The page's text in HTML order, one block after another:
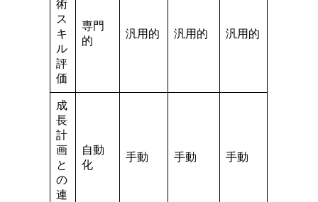
術
ス
キ
ル
評
価
専門
的
汎用的 汎用的 汎用的
成
長
計
画
と
の
連
自動
化
手動 手動 手動